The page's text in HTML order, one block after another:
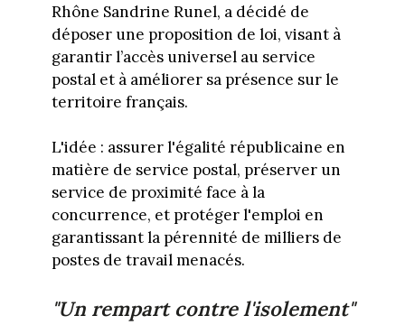
Rhône Sandrine Runel, a décidé de
déposer une proposition de loi, visant à
garantir l’accès universel au service
postal et à améliorer sa présence sur le
territoire français.
L'idée : assurer l'égalité républicaine en
matière de service postal, préserver un
service de proximité face à la
concurrence, et protéger l'emploi en
garantissant la pérennité de milliers de
postes de travail menacés.
"Un rempart contre l'isolement"